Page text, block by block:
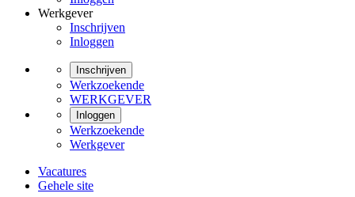
Werkgever
Inschrijven
Inloggen
Inschrijven
Werkzoekende
WERKGEVER
Inloggen
Werkzoekende
Werkgever
Vacatures
Gehele site